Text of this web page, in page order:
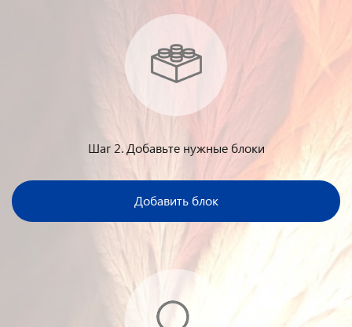
Шаг 2. Добавьте нужные блоки
Добавить блок